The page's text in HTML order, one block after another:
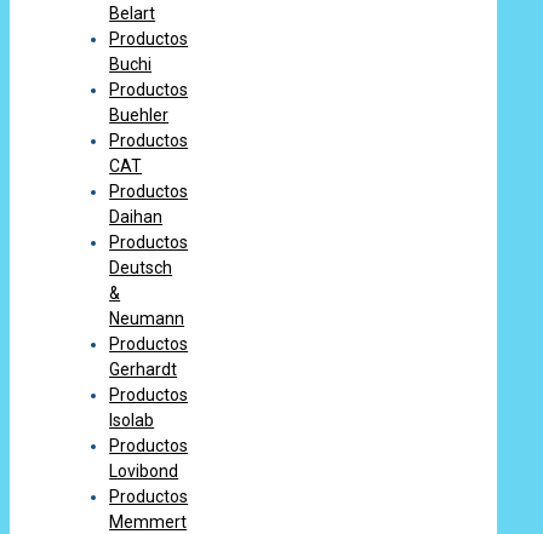
Belart
Productos
Buchi
Productos
Buehler
Productos
CAT
Productos
Daihan
Productos
Deutsch
&
Neumann
Productos
Gerhardt
Productos
Isolab
Productos
Lovibond
Productos
Memmert